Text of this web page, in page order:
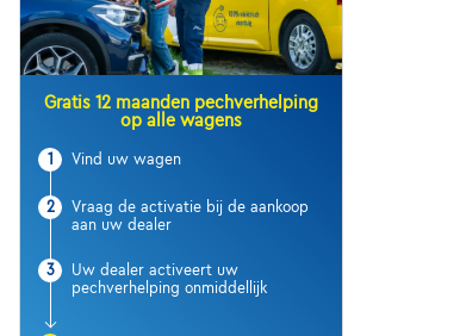
Gratis 12 maanden pechverhelping
op alle wagens
1 Vind uw wagen
2
Vraag de activatie bij de aankoop
aan uw dealer
3
Uw dealer activeert uw
pechverhelping onmiddellijk